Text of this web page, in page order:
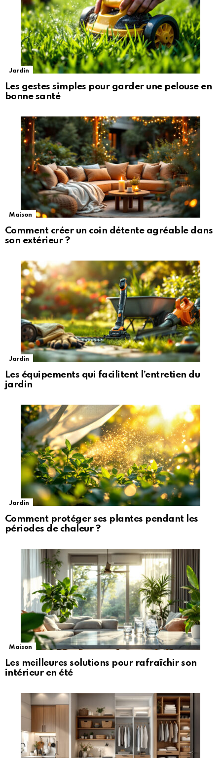
Jardin
Les gestes simples pour garder une pelouse en
bonne santé
Maison
Comment créer un coin détente agréable dans
son extérieur ?
Jardin
Les équipements qui facilitent l’entretien du
jardin
Jardin
Comment protéger ses plantes pendant les
périodes de chaleur ?
Maison
Les meilleures solutions pour rafraîchir son
intérieur en été